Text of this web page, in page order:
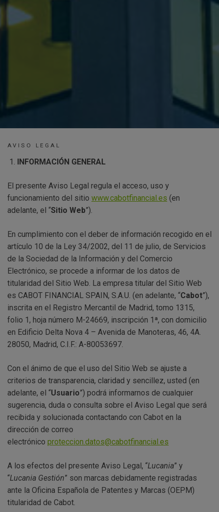
AVISO LEGAL
INFORMACIÓN GENERAL
El presente Aviso Legal regula el acceso, uso y
funcionamiento del sitio www.cabotfinancial.es (en
adelante, el “Sitio Web”).
En cumplimiento con el deber de información recogido en el
artículo 10 de la Ley 34/2002, del 11 de julio, de Servicios
de la Sociedad de la Información y del Comercio
Electrónico, se procede a informar de los datos de
titularidad del Sitio Web. La empresa titular del Sitio Web
es CABOT FINANCIAL SPAIN, S.A.U. (en adelante, “Cabot”),
inscrita en el Registro Mercantil de Madrid, tomo 1315,
folio 1, hoja número M-24669, inscripción 1ª, con domicilio
en Edificio Delta Nova 4 – Avenida de Manoteras, 46, 4A.
28050, Madrid, C.I.F.: A-80053697.
Con el ánimo de que el uso del Sitio Web se ajuste a
criterios de transparencia, claridad y sencillez, usted (en
adelante, el “Usuario”) podrá informarnos de cualquier
sugerencia, duda o consulta sobre el Aviso Legal que será
recibida y solucionada contactando con Cabot en la
dirección de correo
electrónico proteccion.datos@cabotfinancial.es
A los efectos del presente Aviso Legal, “Lucania” y
“Lucania Gestión” son marcas debidamente registradas
ante la Oficina Española de Patentes y Marcas (OEPM)
titularidad de Cabot.